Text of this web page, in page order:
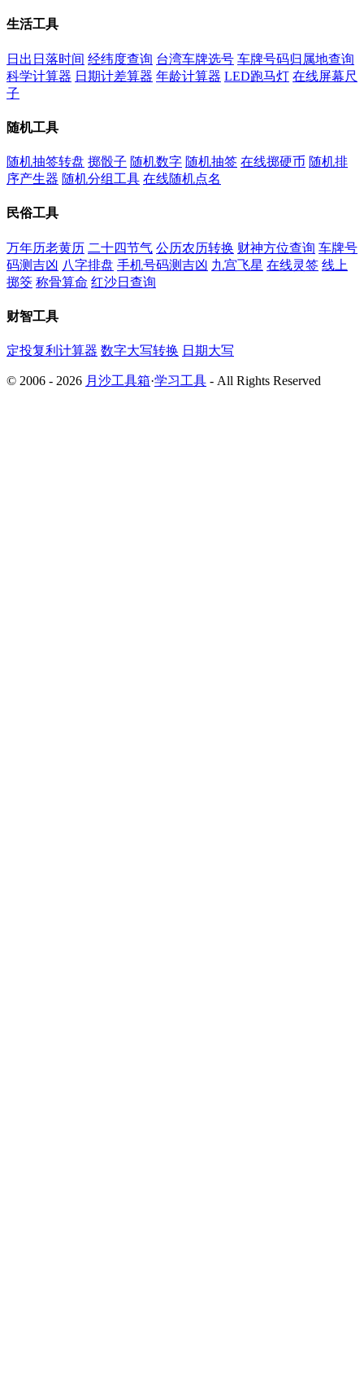
生活工具
日出日落时间 经纬度查询 台湾车牌选号 车牌号码归属地查询
科学计算器 日期计差算器 年龄计算器 LED跑马灯 在线屏幕尺
子
随机工具
随机抽签转盘 掷骰子 随机数字 随机抽签 在线掷硬币 随机排
序产生器 随机分组工具 在线随机点名
民俗工具
万年历老黄历 二十四节气 公历农历转换 财神方位查询 车牌号
码测吉凶 八字排盘 手机号码测吉凶 九宫飞星 在线灵签 线上
掷筊 称骨算命 红沙日查询
财智工具
定投复利计算器 数字大写转换 日期大写
© 2006 - 2026 月沙工具箱·学习工具 - All Rights Reserved